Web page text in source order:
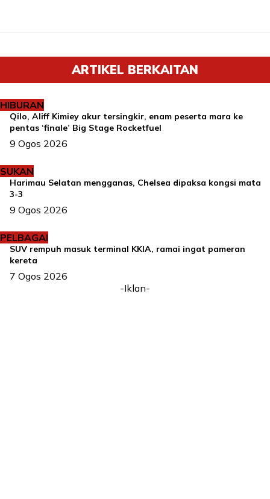
ARTIKEL BERKAITAN
HIBURAN
Qilo, Aliff Kimiey akur tersingkir, enam peserta mara ke
pentas ‘finale’ Big Stage Rocketfuel
9 Ogos 2026
SUKAN
Harimau Selatan mengganas, Chelsea dipaksa kongsi mata
3-3
9 Ogos 2026
PELBAGAI
SUV rempuh masuk terminal KKIA, ramai ingat pameran
kereta
7 Ogos 2026
-Iklan-